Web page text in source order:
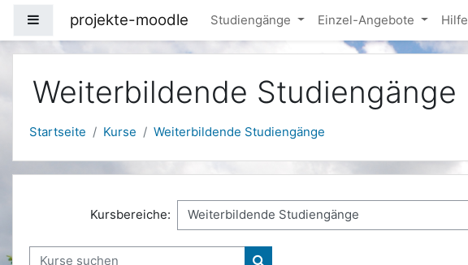
Website-Übersicht
projekte-moodle Studiengänge Einzel-Angebote Hilfe
Weiterbildende Studiengänge
Startseite Kurse Weiterbildende Studiengänge
Kursbereiche: